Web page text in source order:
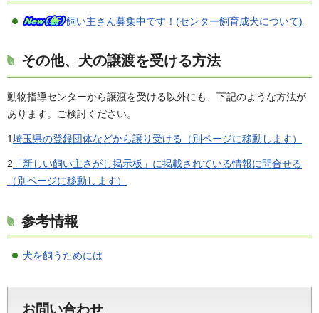
飼い主さん募集中です！(センター飼育成犬について)
その他、犬の譲渡を受ける方法
動物指導センターから譲渡を受ける以外にも、下記のような方法が
あります。ご検討ください。
1埼玉県の登録団体などから譲り受ける（別ページに移動します）
2 「新しい飼い主さがし掲示板」に掲載されている情報に問合せる
（別ページに移動します）
参考情報
犬を飼うためには
お問い合わせ